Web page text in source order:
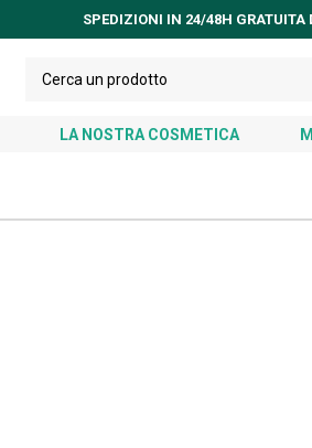
SPEDIZIONI IN 24/48H GRATUITA
LA NOSTRA COSMETICA